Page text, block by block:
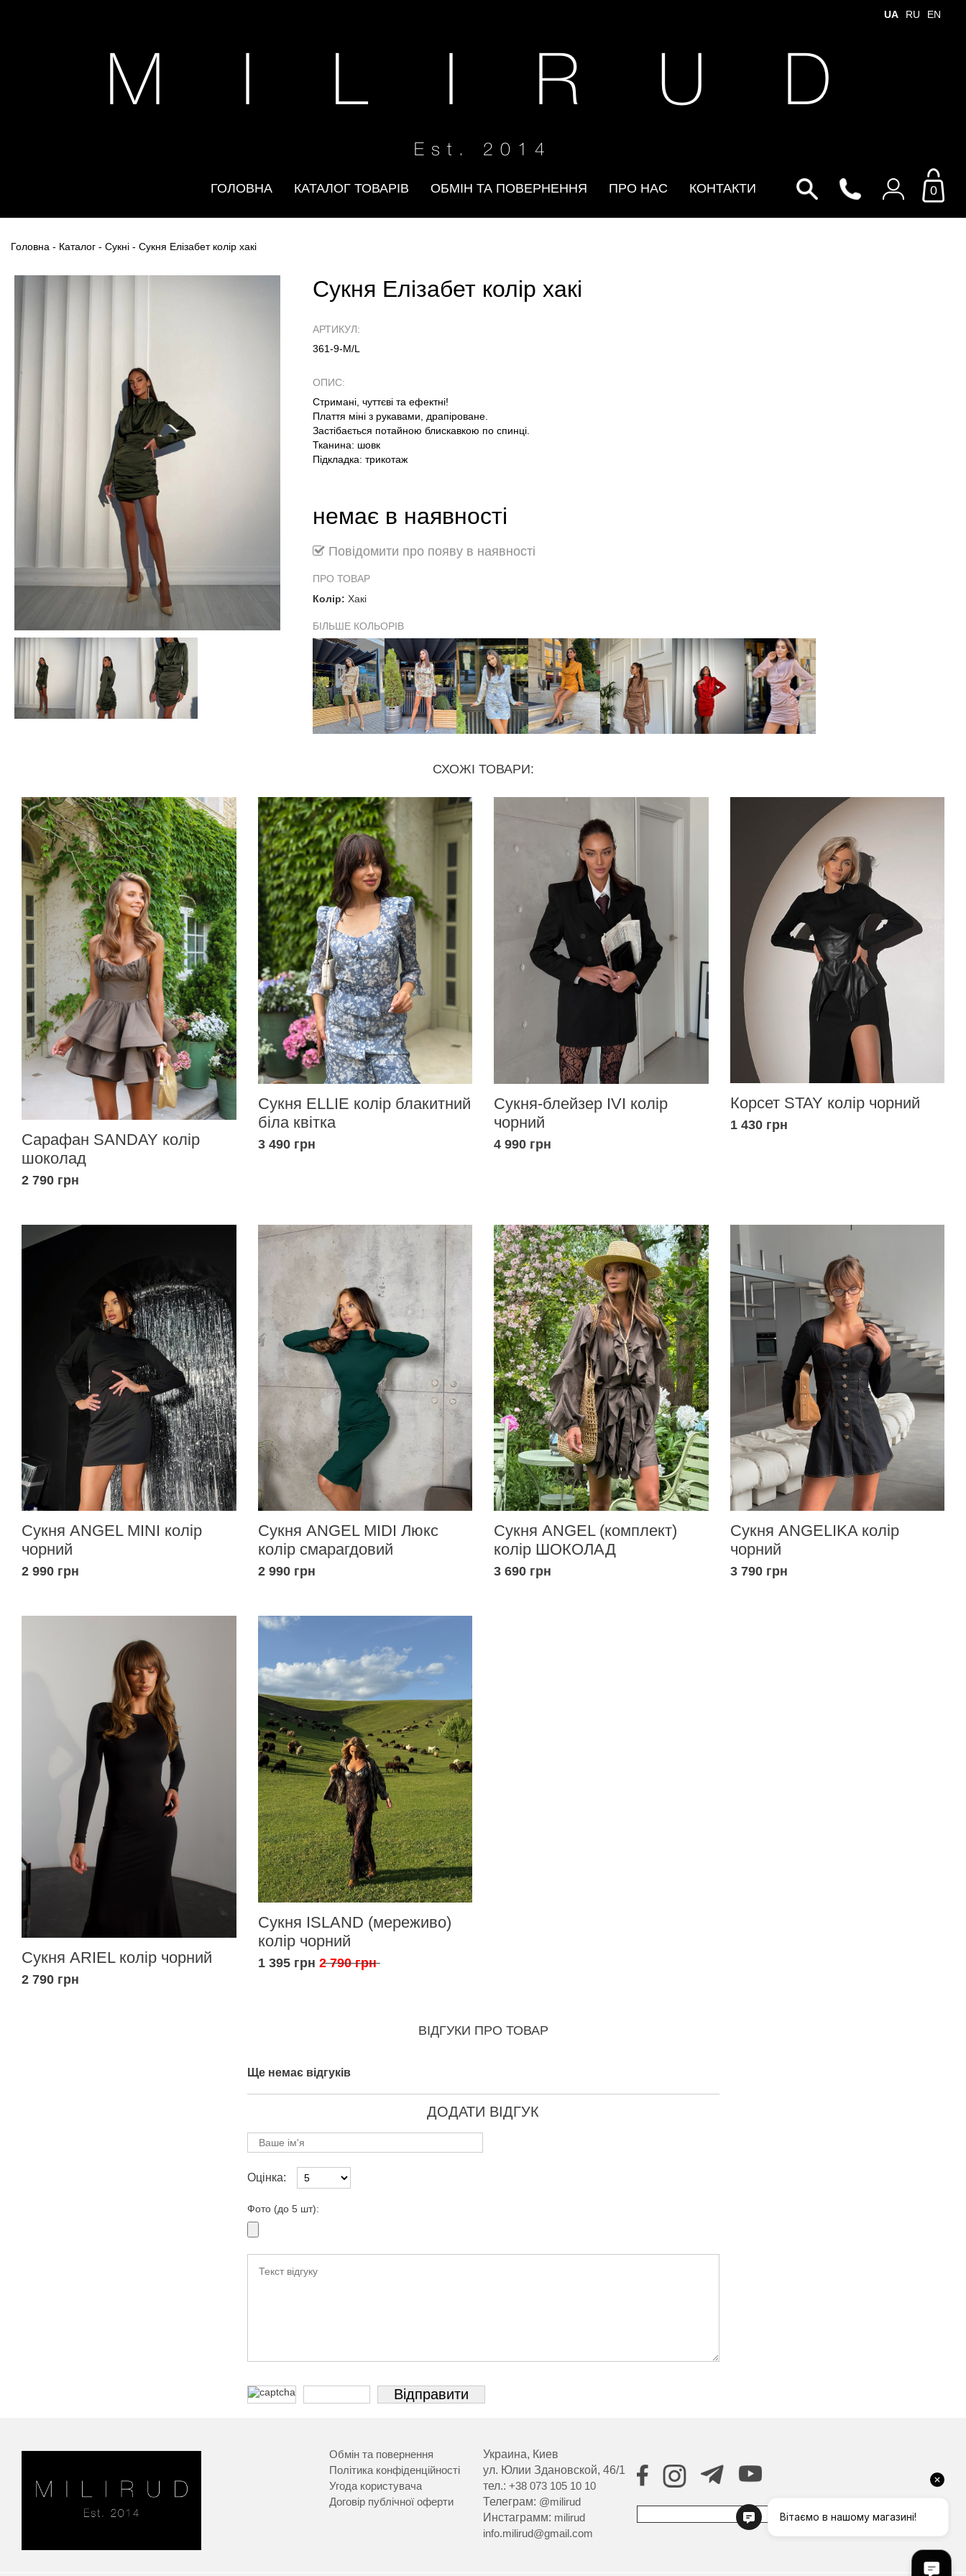
UA RU EN
M I L I R U D
Est. 2014
ГОЛОВНА КАТАЛОГ ТОВАРІВ ОБМІН ТА ПОВЕРНЕННЯ ПРО НАС КОНТАКТИ 0
Головна - Каталог - Сукні - Сукня Елізабет колір хакі
Сукня Елізабет колір хакі
АРТИКУЛ:
361-9-M/L
ОПИС:
Стримані, чуттєві та ефектні!
Плаття міні з рукавами, драпіроване.
Застібається потайною блискавкою по спинці.
Тканина: шовк
Підкладка: трикотаж
немає в наявності
Повідомити про появу в наявності
ПРО ТОВАР
Колір: Хакі
БІЛЬШЕ КОЛЬОРІВ
СХОЖІ ТОВАРИ:
Сарафан SANDAY колір
шоколад
2 790 грн
Сукня ELLIE колір блакитний
біла квітка
3 490 грн
Сукня-блейзер IVI колір
чорний
4 990 грн
Корсет STAY колір чорний
1 430 грн
Сукня ANGEL MINI колір
чорний
2 990 грн
Сукня ANGEL MIDI Люкс
колір смарагдовий
2 990 грн
Сукня ANGEL (комплект)
колір ШОКОЛАД
3 690 грн
Сукня ANGELIKA колір
чорний
3 790 грн
Сукня ARIEL колір чорний
2 790 грн
Сукня ISLAND (мереживо)
колір чорний
1 395 грн 2 790 грн
ВІДГУКИ ПРО ТОВАР
Ще немає відгуків
ДОДАТИ ВІДГУК
Оцінка:
Фото (до 5 шт):
Обмін та повернення
Політика конфіденційності
Угода користувача
Договір публічної оферти
Украина, Киев
ул. Юлии Здановской, 46/1
тел.: +38 073 105 10 10
Телеграм: @milirud
Инстаграмм: milirud
info.milirud@gmail.com